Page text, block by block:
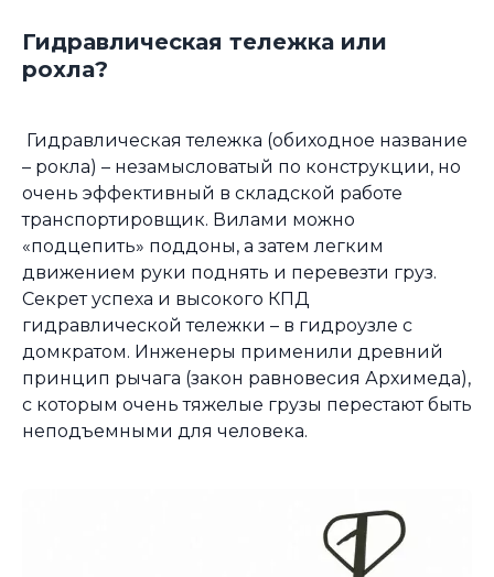
Гидравлическая тележка или
рохла?
Гидравлическая тележка (обиходное название
– рокла) – незамысловатый по конструкции, но
очень эффективный в складской работе
транспортировщик. Вилами можно
«подцепить» поддоны, а затем легким
движением руки поднять и перевезти груз.
Секрет успеха и высокого КПД
гидравлической тележки – в гидроузле с
домкратом. Инженеры применили древний
принцип рычага (закон равновесия Архимеда),
с которым очень тяжелые грузы перестают быть
неподъемными для человека.